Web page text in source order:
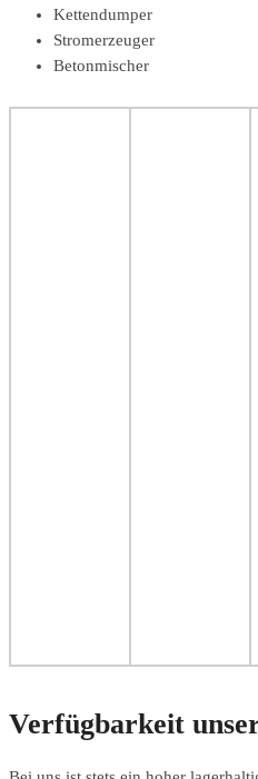
Kettendumper
Stromerzeuger
Betonmischer
Verfügbarkeit